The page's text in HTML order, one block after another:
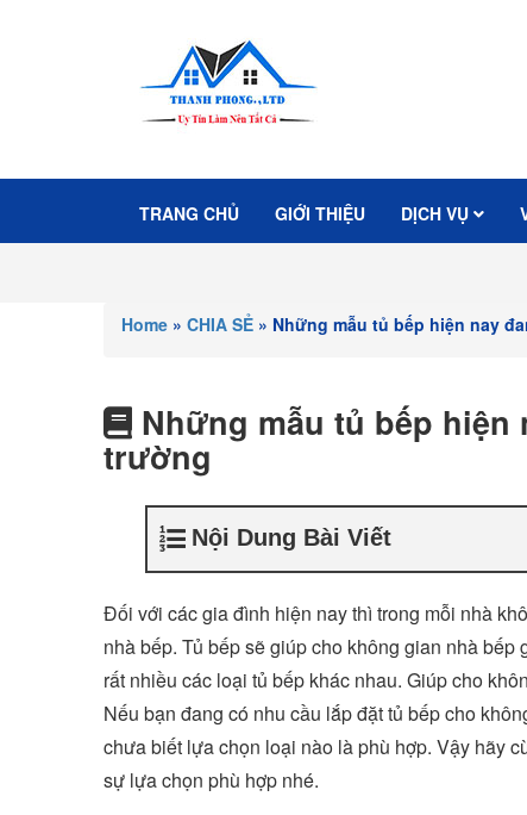
TRANG CHỦ GIỚI THIỆU DỊCH VỤ
Home » CHIA SẺ » Những mẫu tủ bếp hiện nay
Những mẫu tủ bếp
trường
Nội Dung Bài Viết
Đối với các gia đình hiện nay thì trong mỗi nhà
nhà bếp. Tủ bếp sẽ giúp cho không gian nhà
rất nhiều các loại tủ bếp khác nhau. Giúp cho
Nếu bạn đang có nhu cầu lắp đặt tủ bếp cho
chưa biết lựa chọn loại nào là phù hợp. Vậy hãy
sự lựa chọn phù hợp nhé.